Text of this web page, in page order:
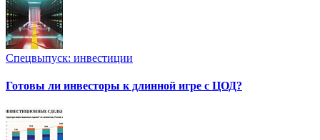
Спецвыпуск: инвестиции
Готовы ли инвесторы к длинной игре с ЦОД?